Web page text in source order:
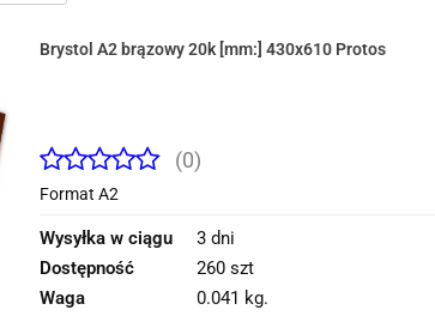
Brystol A2 brązowy 20k [mm:] 430x610 Protos
(0)
Format A2
Wysyłka w ciągu
3 dni
Dostępność
260 szt
Waga
0.041 kg.